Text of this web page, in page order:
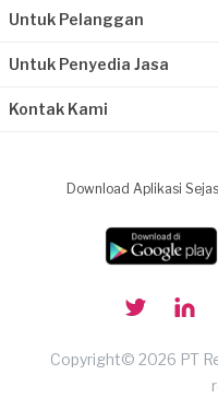
Untuk Pelanggan
Untuk Penyedia Jasa
Kontak Kami
Download Aplikasi
Copyright© 2026 PT